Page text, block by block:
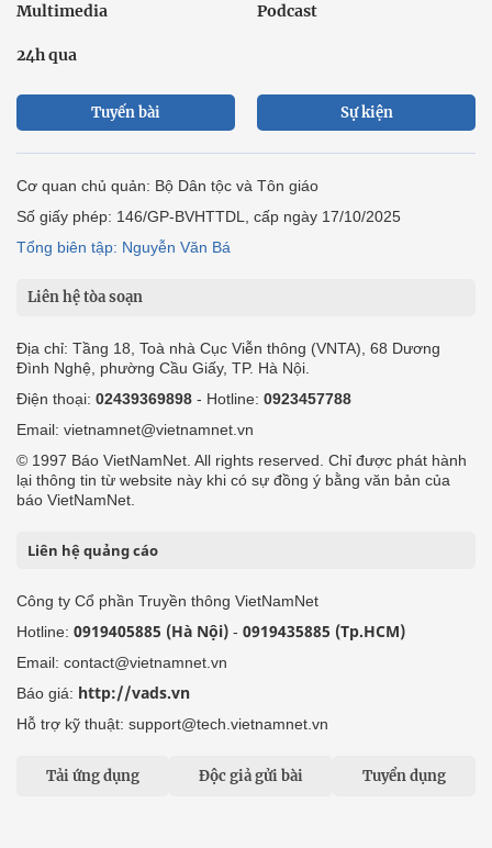
Multimedia Podcast
24h qua
Tuyến bài Sự kiện
Cơ quan chủ quản: Bộ Dân tộc và Tôn giáo
Số giấy phép: 146/GP-BVHTTDL, cấp ngày 17/10/2025
Tổng biên tập: Nguyễn Văn Bá
Liên hệ tòa soạn
Địa chỉ: Tầng 18, Toà nhà Cục Viễn thông (VNTA), 68 Dương
Đình Nghệ, phường Cầu Giấy, TP. Hà Nội.
Điện thoại: 02439369898 - Hotline: 0923457788
Email: vietnamnet@vietnamnet.vn
© 1997 Báo VietNamNet. All rights reserved. Chỉ được phát hành
lại thông tin từ website này khi có sự đồng ý bằng văn bản của
báo VietNamNet.
Liên hệ quảng cáo
Công ty Cổ phần Truyền thông VietNamNet
Hotline: 0919405885 (Hà Nội) - 0919435885 (Tp.HCM)
Email: contact@vietnamnet.vn
Báo giá: http://vads.vn
Hỗ trợ kỹ thuật: support@tech.vietnamnet.vn
Tải ứng dụng Độc giả gửi bài Tuyển dụng